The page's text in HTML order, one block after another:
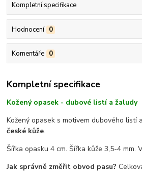
Kompletní specifikace
Hodnocení 0
Komentáře 0
Kompletní specifikace
Kožený opasek - dubové listí a žaludy
Kožený opasek s motivem dubového listí
české kůže.
Šířka opasku 4 cm. Šířka kůže 3,5-4 mm.
Jak správně změřit obvod pasu?